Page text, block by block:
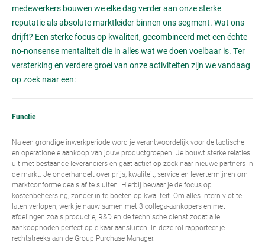
medewerkers bouwen we elke dag verder aan onze sterke
reputatie als absolute marktleider binnen ons segment. Wat ons
drijft? Een sterke focus op kwaliteit, gecombineerd met een échte
no-nonsense mentaliteit die in alles wat we doen voelbaar is. Ter
versterking en verdere groei van onze activiteiten zijn we vandaag
op zoek naar een:
Functie
Na een grondige inwerkperiode word je verantwoordelijk voor de tactische
en operationele aankoop van jouw productgroepen. Je bouwt sterke relaties
uit met bestaande leveranciers en gaat actief op zoek naar nieuwe partners in
de markt. Je onderhandelt over prijs, kwaliteit, service en levertermijnen om
marktconforme deals af te sluiten. Hierbij bewaar je de focus op
kostenbeheersing, zonder in te boeten op kwaliteit. Om alles intern vlot te
laten verlopen, werk je nauw samen met 3 collega-aankopers en met
afdelingen zoals productie, R&D en de technische dienst zodat alle
aankoopnoden perfect op elkaar aansluiten. In deze rol rapporteer je
rechtstreeks aan de Group Purchase Manager.